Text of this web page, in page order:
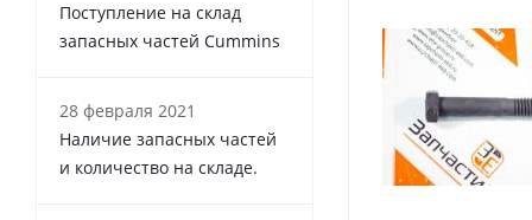
Поступление на склад
запасных частей Cummins
28 февраля 2021
Наличие запасных частей
и количество на складе.